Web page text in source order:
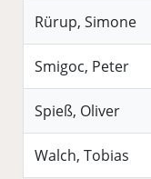
Rürup, Simone
Smigoc, Peter
Spieß, Oliver
Walch, Tobias